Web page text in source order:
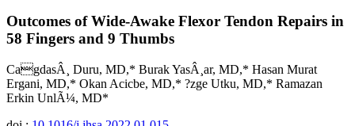
Outcomes of Wide-Awake Flexor Tendon Repairs in
58 Fingers and 9 Thumbs
CagdasÂ¸ Duru, MD,* Burak YasÂ¸ar, MD,* Hasan Murat
Ergani, MD,* Okan Acicbe, MD,* ?zge Utku, MD,* Ramazan
Erkin UnlÃ¼, MD*